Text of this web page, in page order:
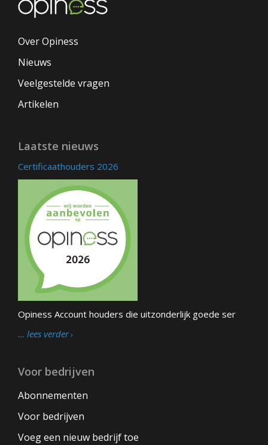
Over Opiness
Nieuws
Veelgestelde vragen
Artikelen
Laatste nieuws
Certificaathouders 2026
Opiness Account houders die uitzonderlijk goede ser
… lees verder
Voor bedrijven
Abonnementen
Voor bedrijven
Voeg een nieuw bedrijf toe